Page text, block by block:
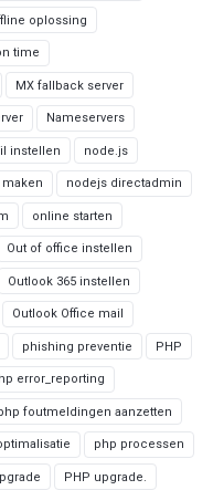
oplossing
time
MX fallback server
Nameservers
instellen node.js
nodejs directadmin
online starten
Out of office instellen
Outlook 365 instellen
Outlook Office mail
phishing preventie PHP
error_reporting
foutmeldingen aanzetten
php processen
PHP upgrade.